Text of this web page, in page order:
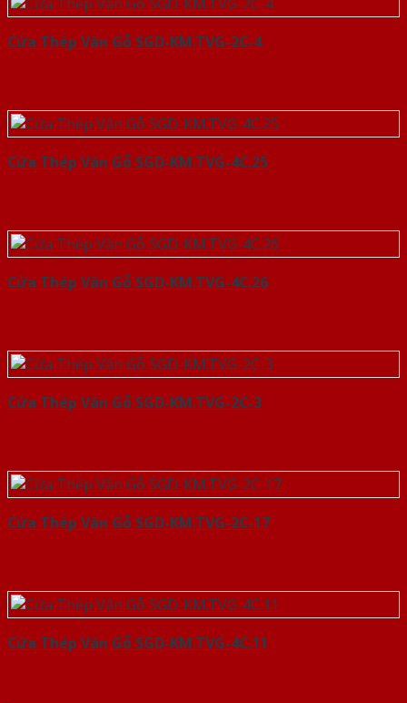
Cửa Thép Vân Gỗ SGD-KM.TVG-2C-4
Cửa Thép Vân Gỗ SGD-KM.TVG-4C.25
Cửa Thép Vân Gỗ SGD-KM.TVG-4C.26
Cửa Thép Vân Gỗ SGD-KM.TVG-2C-3
Cửa Thép Vân Gỗ SGD-KM.TVG-2C-17
Cửa Thép Vân Gỗ SGD-KM.TVG-4C.11